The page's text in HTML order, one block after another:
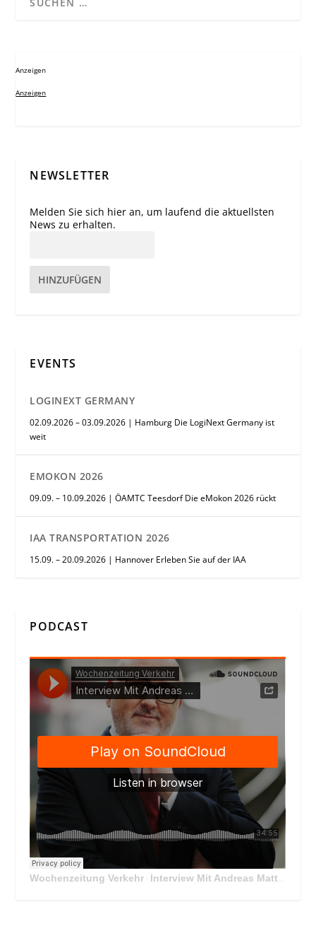
Anzeigen
Anzeigen
NEWSLETTER
Melden Sie sich hier an, um laufend die aktuellsten
News zu erhalten.
HINZUFÜGEN
EVENTS
LOGINEXT GERMANY
02.09.2026 – 03.09.2026 | Hamburg Die LogiNext Germany ist
weit
EMOKON 2026
09.09. – 10.09.2026 | ÖAMTC Teesdorf Die eMokon 2026 rückt
IAA TRANSPORTATION 2026
15.09. – 20.09.2026 | Hannover Erleben Sie auf der IAA
PODCAST
Wochenzeitung Verkehr · Interview Mit Andreas Matthä, CEO der ÖBB Holding